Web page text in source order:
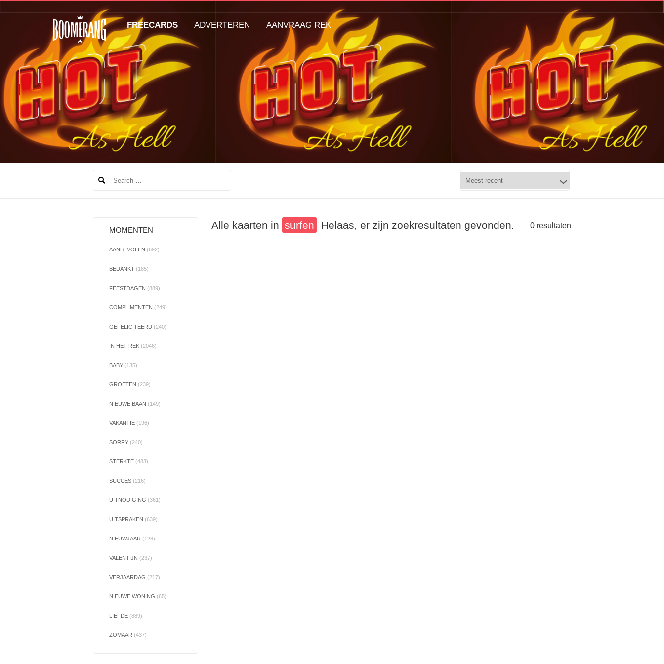
MOMENTEN
AANBEVOLEN (692)
BEDANKT (185)
FEESTDAGEN (889)
COMPLIMENTEN (249)
GEFELICITEERD (240)
IN HET REK (2046)
BABY (135)
GROETEN (239)
NIEUWE BAAN (149)
VAKANTIE (196)
SORRY (240)
STERKTE (483)
SUCCES (216)
UITNODIGING (361)
UITSPRAKEN (639)
NIEUWJAAR (128)
VALENTIJN (237)
VERJAARDAG (217)
NIEUWE WONING (65)
LIEFDE (889)
ZOMAAR (437)
Alle kaarten in surfen 0 resultaten
Helaas, er zijn zoekresultaten gevonden.
FREECARDS ADVERTEREN AANVRAAG REK